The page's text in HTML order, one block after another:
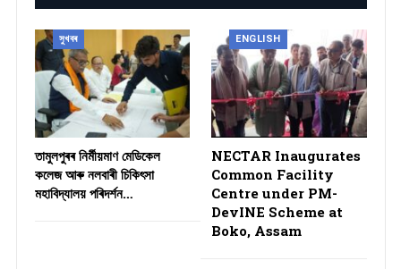
সুখবৰ
তামুলপুৰৰ নিৰ্মীয়মাণ মেডিকেল
কলেজ আৰু নলবাৰী চিকিৎসা
মহাবিদ্যালয় পৰিদৰ্শন…
ENGLISH
NECTAR Inaugurates
Common Facility
Centre under PM-
DevINE Scheme at
Boko, Assam